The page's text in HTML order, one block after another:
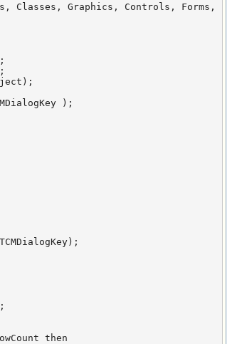
Classes, Graphics, Controls, Forms,
);
;
then